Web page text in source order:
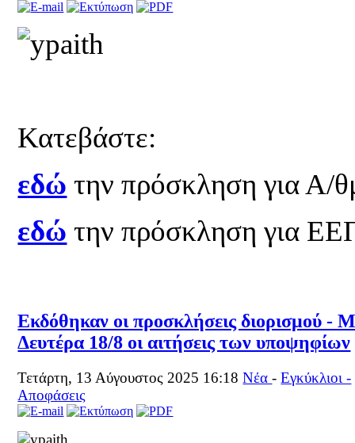
Κατεβάστε:
εδώ την πρόσκληση για Α/
εδώ την πρόσκληση για
Εκδόθηκαν οι προσκλήσεις διορισμού -
Δευτέρα 18/8 οι αιτήσεις των υποψηφίων
Τετάρτη, 13 Αύγουστος 2025 16:18Νέα-Εγκύκλιοι -
Αποφάσεις